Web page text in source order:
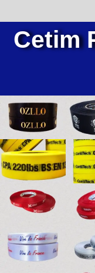
Cetim